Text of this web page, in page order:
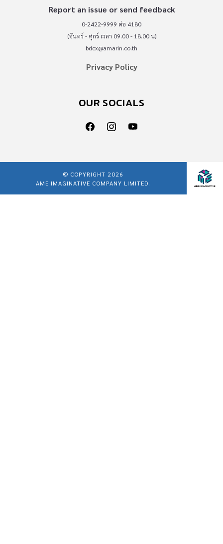
Report an issue or send feedback
0-2422-9999 ต่อ 4180
(จันทร์ - ศุกร์ เวลา 09.00 - 18.00 น)
bdcx@amarin.co.th
Privacy Policy
OUR SOCIALS
© COPYRIGHT 2026
AME IMAGINATIVE COMPANY LIMITED.